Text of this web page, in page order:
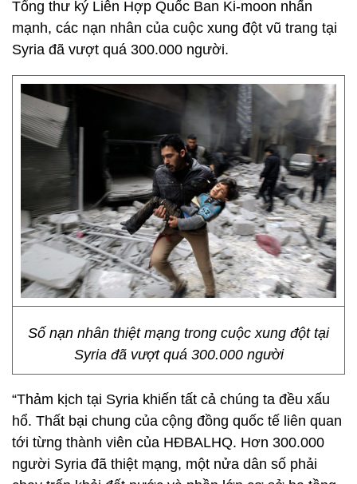
Tổng thư ký Liên Hợp Quốc Ban Ki-moon nhấn
mạnh, các nạn nhân của cuộc xung đột vũ trang tại
Syria đã vượt quá 300.000 người.
Số nạn nhân thiệt mạng trong cuộc xung đột tại
Syria đã vượt quá 300.000 người
“Thảm kịch tại Syria khiến tất cả chúng ta đều xấu
hổ. Thất bại chung của cộng đồng quốc tế liên quan
tới từng thành viên của HĐBALHQ. Hơn 300.000
người Syria đã thiệt mạng, một nửa dân số phải